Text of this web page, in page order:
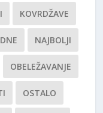
KOVRDŽAVE
NAJBOLJI
OBELEŽAVANJE
OSTALO